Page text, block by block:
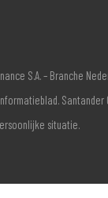
S.A. – Branche
situatie.